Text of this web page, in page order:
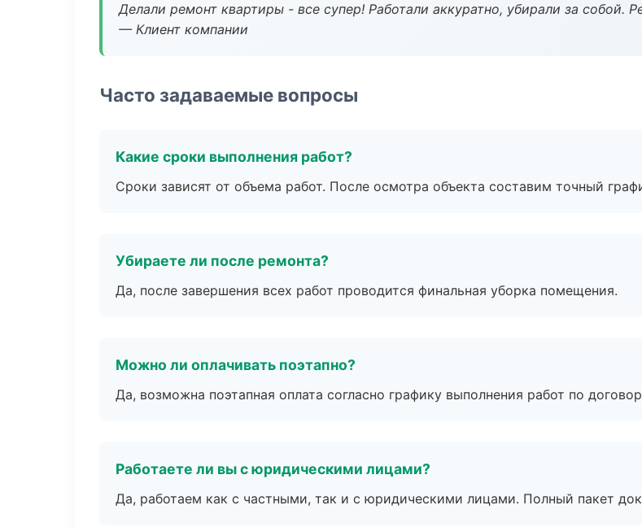
Делали ремонт квартиры - все супер! Работали аккуратно, убирали за собой.
— Клиент компании
Часто задаваемые вопросы
Какие сроки выполнения работ?
Сроки зависят от объема работ. После осмотра объекта составим точный
Убираете ли после ремонта?
Да, после завершения всех работ проводится финальная уборка помещения.
Можно ли оплачивать поэтапно?
Да, возможна поэтапная оплата согласно графику выполнения работ по
Работаете ли вы с юридическими лицами?
Да, работаем как с частными, так и с юридическими лицами. Полный пакет